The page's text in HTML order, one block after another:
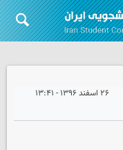
۲۶ اسفند ۱۳۹۶ - ۱۳:۴۱